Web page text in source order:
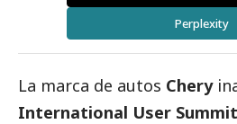
Perplexity
La marca de autos Chery
International User Summit